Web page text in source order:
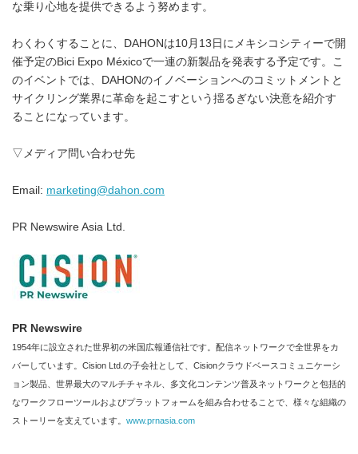
な乗り心地を提供できるよう努めます。
わくわくすることに、DAHONは10月13日にメキシコシティーで開
催予定のBici Expo Méxicoで一連の新製品を発表する予定です。こ
のイベントでは、DAHONのイノベーションへのコミットメントと
サイクリング業界に革命を起こすという揺るぎない決意を紹介す
ることになっています。
▽メディア問い合わせ先
Email: marketing@dahon.com
PR Newswire Asia Ltd.
PR Newswire
1954年に設立された世界初の米国広報通信社です。配信ネットワークで全世界をカ
バーしています。Cision Ltd.の子会社として、Cisionクラウドベースコミュニケーシ
ョン製品、世界最大のマルチチャネル、多文化コンテンツ普及ネットワークと包括的
なワークフローツールおよびプラットフォームを組み合わせることで、様々な組織の
ストーリーを支えています。 www.prnasia.com